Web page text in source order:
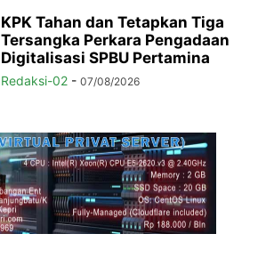
KPK Tahan dan Tetapkan Tiga
Tersangka Perkara Pengadaan
Digitalisasi SPBU Pertamina
Redaksi-02 - 07/08/2026